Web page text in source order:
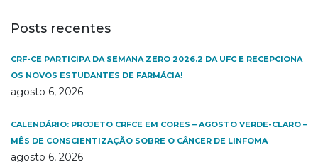
Posts recentes
CRF-CE PARTICIPA DA SEMANA ZERO 2026.2 DA UFC E RECEPCIONA
OS NOVOS ESTUDANTES DE FARMÁCIA!
agosto 6, 2026
CALENDÁRIO: PROJETO CRFCE EM CORES – AGOSTO VERDE-CLARO –
MÊS DE CONSCIENTIZAÇÃO SOBRE O CÂNCER DE LINFOMA
agosto 6, 2026